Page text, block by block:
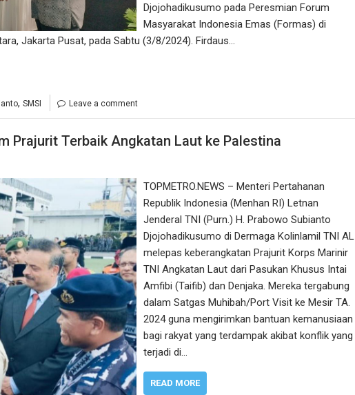
Djojohadikusumo pada Peresmian Forum
Masyarakat Indonesia Emas (Formas) di
Jakarta Pusat, pada Sabtu (3/8/2024). Firdaus…
, SMSI Leave a comment
Prajurit Terbaik Angkatan Laut ke Palestina
TOPMETRO.NEWS – Menteri Pertahanan
Republik Indonesia (Menhan RI) Letnan
Jenderal TNI (Purn.) H. Prabowo Subianto
Djojohadikusumo di Dermaga Kolinlamil TNI AL
melepas keberangkatan Prajurit Korps Marinir
TNI Angkatan Laut dari Pasukan Khusus Intai
Amfibi (Taifib) dan Denjaka. Mereka tergabung
dalam Satgas Muhibah/Port Visit ke Mesir TA.
2024 guna mengirimkan bantuan kemanusiaan
bagi rakyat yang terdampak akibat konflik yang
terjadi di…
READ MORE